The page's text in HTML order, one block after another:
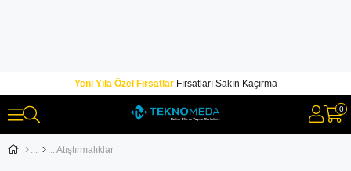
Yeni Yıla Özel FırsatlarFırsatları Sakın Kaçırma
0
Atıştırmalıklar